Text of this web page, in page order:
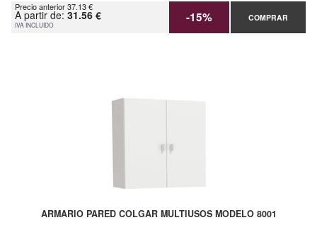
Precio anterior 37.13 €
A partir de: 31.56 €
IVA INCLUIDO -15% COMPRAR
ARMARIO PARED COLGAR MULTIUSOS MODELO 8001